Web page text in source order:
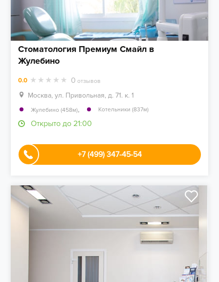
Стоматология Премиум Смайл в
Жулебино
0.0 0 отзывов
Москва, ул. Привольная, д. 71. к. 1
Жулебино (458м), Котельники (837м)
Открыто до 21:00
+7 (499) 347-45-54